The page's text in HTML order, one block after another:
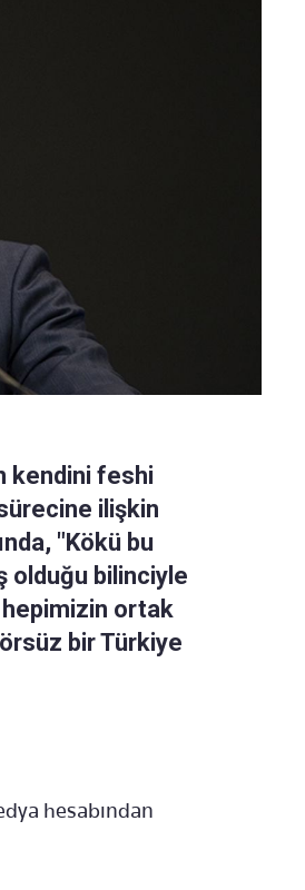
kendini feshi
ilişkin
"Kökü bu
olduğu bilinciyle
hepimizin ortak
bir Türkiye
hesabından